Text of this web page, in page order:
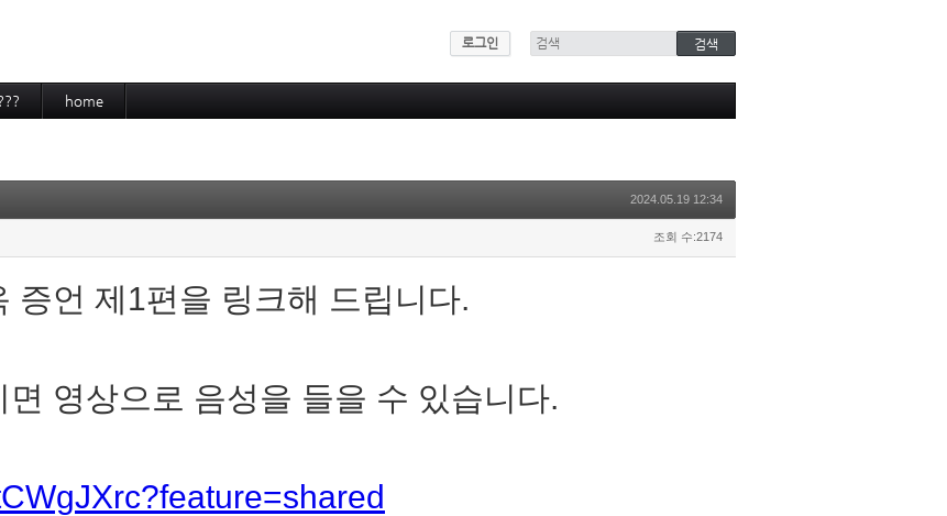
로그인
home
2024.05.19 12:34
조회 수:2174
증언 제1편을 링크해 드립니다.
영상으로 음성을 들을 수 있습니다.